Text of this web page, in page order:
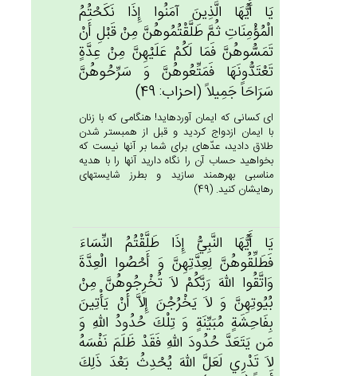
يَا أَيُّهَا الَّذِين‌َ آمَنُوا إِذَا نَكَحْتُم‌ُ
الْمُؤْمِنَات‌ِ ثُم‌َّ طَلَّقْتُمُوهُن‌َّ مِنْ‌ قَبْل‌ِ أَنْ‌
تَمَسُّوهُن‌َّ فَمَا لَكُم‌ْ عَلَيْهِن‌َّ مِن‌ْ عِدَّة‌ٍ
تَعْتَدُّونَهَا فَمَتِّعُوهُن‌َّ وَ سَرِّحُوهُن‌َّ
سَرَاحَاً جَمِيلاً (احزاب: 49)
اى كسانى كه ايمان آورده‏ايد! هنگامى كه با زنان
با ايمان ازدواج كرديد و قبل از همبستر شدن
طلاق داديد، عدّه‏اى براى شما بر آنها نيست كه
بخواهيد حساب آن را نگاه داريد آنها را با هديه
مناسبى بهره‏مند سازيد و بطرز شايسته‏اى
رهايشان كنيد. (49)
يَا أَيُّهَا النَّبِي‌ُّ إِذَا طَلَّقْتُم‌ُ النِّسَاءَ
فَطَلِّقُوهُن‌َّ لِعِدَّتِهِن‌َّ وَ أَحْصُوا الْعِدَّة‌َ
وَاتَّقُوا الله‌َ رَبَّكُم‌ْ لاَ تُخْرِجُوهُن‌َّ مِنْ‌
بُيُوتِهِن‌َّ وَ لاَ يَخْرُجْن‌َ إِلاَّ أَنْ‌ يَأْتِين‌َ
بِفَاحِشَة‌ٍ مُبَيِّنَة‌ٍ وَ تِلْك‌َ حُدُودُ الله‌ِ وَ
مَن‌ يَتَعَدَّ حُدُودَ الله‌ِ فَقَدْ ظَلَم‌َ نَفْسَه‌ُ
لاَ تَدْرِي‌ لَعَل‌َّ الله‌َ يُحْدِث‌ُ بَعْدَ ذَلِك‌َ